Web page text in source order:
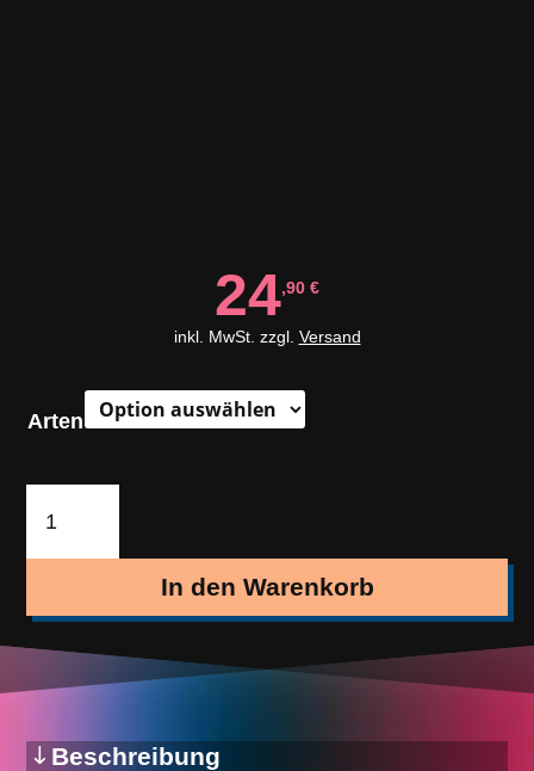
24,90 €
inkl. MwSt. zzgl. Versand
Arten
Vol.
In den Warenkorb
Beschreibung